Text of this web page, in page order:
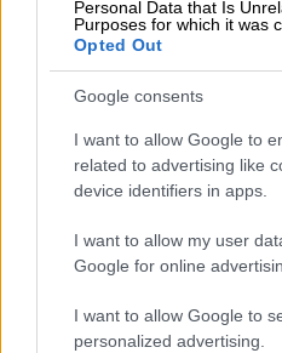
Personal Data that Is
Purposes for which it was
Opted Out
Google consents
I want to allow Google to
related to advertising like
device identifiers in apps.
I want to allow my user
Google for online
I want to allow Google to
personalized advertising.
«Ως εκ τούτου, είναι
υπάρξουν εντάσεις στα
σύνορα στο εγγύς
προσφύγων να
λίγο πριν από τις
της τουρκικής
Σύρων όσο και της
της Ευρώπης θα
δημιουργήσει μια
οι Σύροι φεύγουν, ας